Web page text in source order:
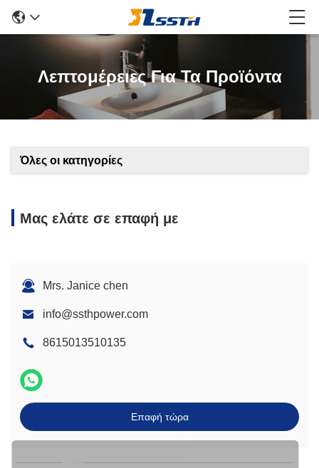
Λεπτομέρειες Για Τα Προϊόντα
Όλες οι κατηγορίες
Μας ελάτε σε επαφή με
Mrs. Janice chen
info@ssthpower.com
8615013510135
Επαφή τώρα